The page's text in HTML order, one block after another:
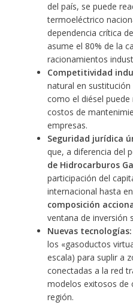
del país, se puede
termoeléctrico
dependencia crítica
asume el 80% de la
racionamientos
Competitividad
natural en
como el diésel
costos de
empresas.
Seguridad jurídica
que, a diferencia del
de Hidrocarburos
participación del
internacional hasta
composición
ventana de inversión
Nuevas tecnologías:
los «gasoductos
escala) para suplir a
conectadas a la red
modelos exitosos de
región.